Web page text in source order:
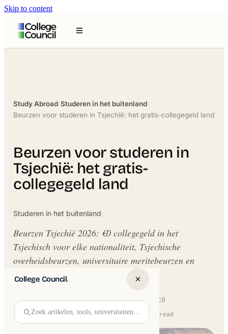
Skip to content
College Council.
Zoek artikelen, tools, universiteiten…
Study Abroad›Studeren in het buitenland›
Beurzen voor studeren in Tsjechië: het gratis-collegegeld land
Beurzen voor studeren in
Tsjechië: het gratis-
collegegeld land
Studeren in het buitenland
Beurzen Tsjechië 2026: €0 collegegeld in het
Tsjechisch voor elke nationaliteit, Tsjechische
overheidsbeurzen, universitaire meritebeurzen en
Erasmus+.
Written byJakub Andre College Council
Updated 16 February 2026 · 13 min read